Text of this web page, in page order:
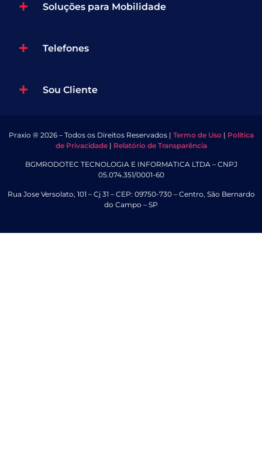
Soluções para Mobilidade
Telefones
Sou Cliente
Praxio ® 2026 – Todos os Direitos Reservados | Termo de Uso| Política
de Privacidade| Relatório de Transparência
BGMRODOTEC TECNOLOGIA E INFORMATICA LTDA – CNPJ
05.074.351/0001-60
Rua Jose Versolato, 101 – Cj 31 – CEP: 09750-730 – Centro, São Bernardo
do Campo – SP